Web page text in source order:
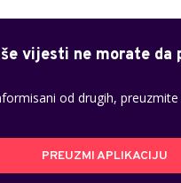
vijesti ne morate da
od drugih,
PREUZMI APLIKACIJU